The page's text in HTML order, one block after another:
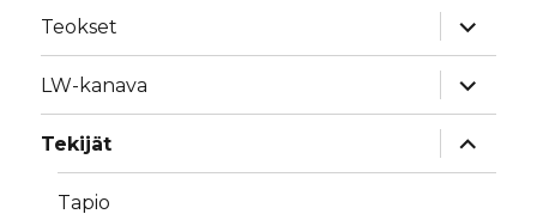
Teokset
näytä
LW-kanava
näytä
Tekijät
näytä
Tapio